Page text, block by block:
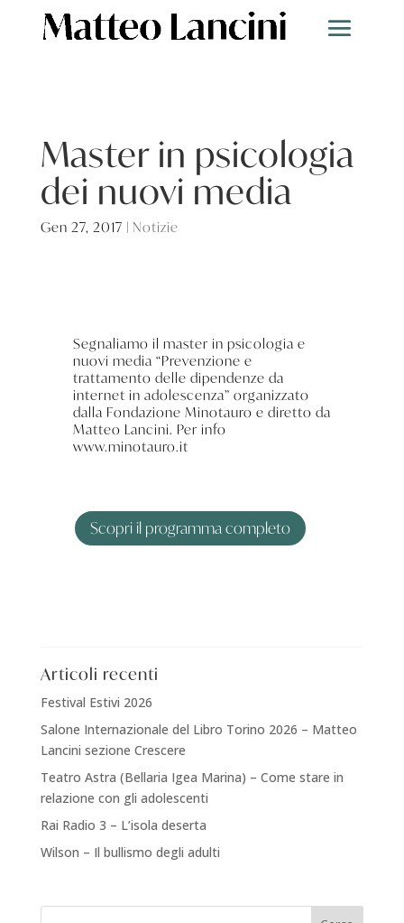
Master in psicologia
dei nuovi media
Gen 27, 2017 | Notizie
Segnaliamo il master in psicologia e
nuovi media “Prevenzione e
trattamento delle dipendenze da
internet in adolescenza” organizzato
dalla Fondazione Minotauro e diretto da
Matteo Lancini. Per info
www.minotauro.it
Scopri il programma completo
Articoli recenti
Festival Estivi 2026
Salone Internazionale del Libro Torino 2026 – Matteo
Lancini sezione Crescere
Teatro Astra (Bellaria Igea Marina) – Come stare in
relazione con gli adolescenti
Rai Radio 3 – L’isola deserta
Wilson – Il bullismo degli adulti